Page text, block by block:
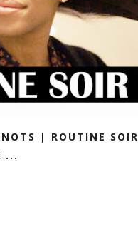
| ROUTINE SOIR
...